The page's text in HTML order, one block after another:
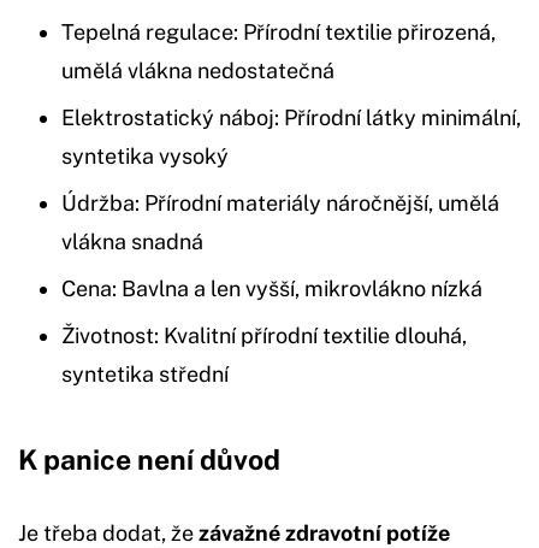
Tepelná regulace: Přírodní textilie přirozená,
umělá vlákna nedostatečná
Elektrostatický náboj: Přírodní látky minimální,
syntetika vysoký
Údržba: Přírodní materiály náročnější, umělá
vlákna snadná
Cena: Bavlna a len vyšší, mikrovlákno nízká
Životnost: Kvalitní přírodní textilie dlouhá,
syntetika střední
K panice není důvod
Je třeba dodat, žezávažné zdravotní potíže